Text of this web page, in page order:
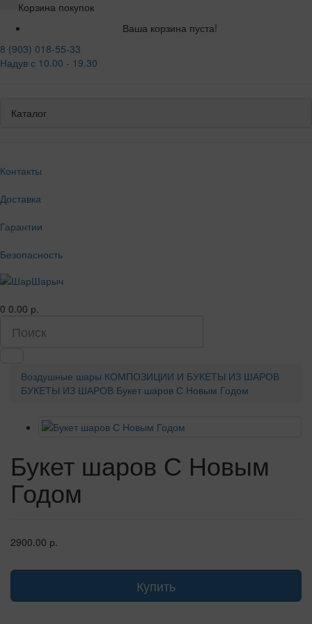
Корзина покупок
Ваша корзина пуста!
8 (903) 018-55-33
Надув с 10.00 - 19.30
Каталог
Контакты
Доставка
Гарантии
Безопасность
0 0.00 р.
Воздушные шары КОМПОЗИЦИИ И БУКЕТЫ ИЗ ШАРОВ
БУКЕТЫ ИЗ ШАРОВ Букет шаров С Новым Годом
Букет шаров С Новым
Годом
2900.00 р.
Купить